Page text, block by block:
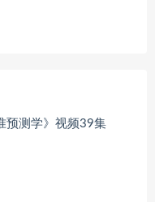
预测学》视频39集